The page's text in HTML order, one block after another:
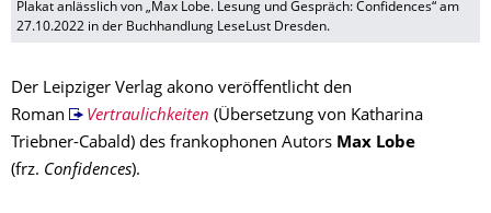
Plakat anlässlich von „Max Lobe. Lesung und Gespräch: Confidences“ am
27.10.2022 in der Buchhandlung LeseLust Dresden.
Der Leipziger Verlag akono veröffentlicht den
Roman
Vertraulichkeiten (Übersetzung von Katharina
Triebner-Cabald) des frankophonen Autors Max Lobe
(frz. Confidences).